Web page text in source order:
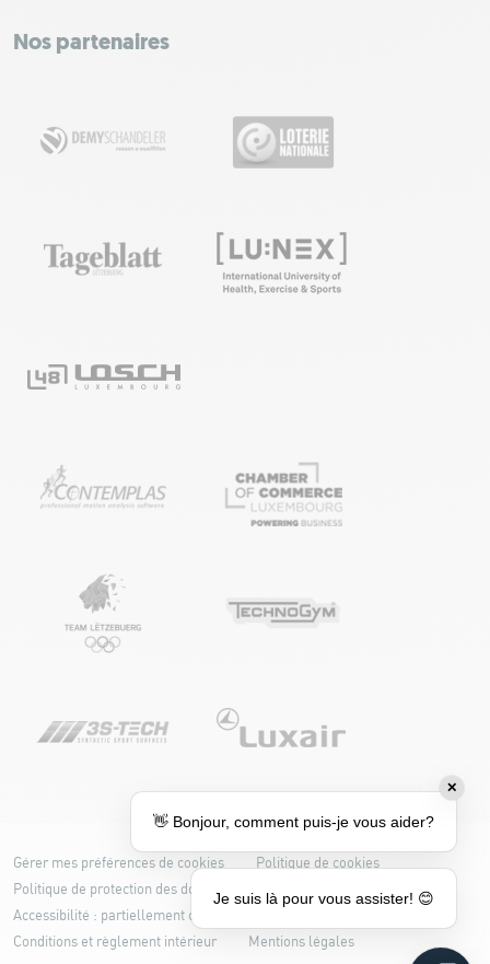
−
Nos partenaires
Gérer mes préférences de cookies
Politique de cookies
Politique de protection des données
Accessibilité : partiellement conforme
Conditions et règlement intérieur
Mentions légales
✕
👋 Bonjour, comment puis-je vous aider?
Je suis là pour vous assister! 😊